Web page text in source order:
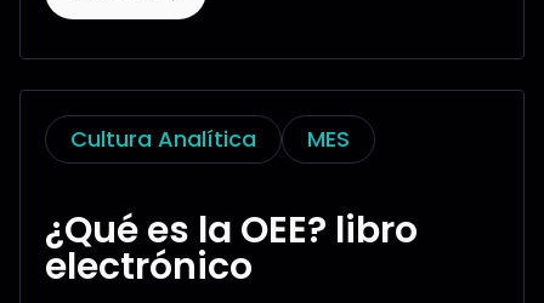
Cultura Analítica MES
¿Qué es la OEE? libro
electrónico